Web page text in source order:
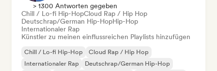
> 1300 Antworten gegeben
Chill / Lo-fi Hip-HopCloud Rap / Hip Hop
Deutschrap/German Hip-HopHip-Hop
Internationaler Rap
Künstler zu meinen einflussreichen Playlists hinzufügen
Chill / Lo-fi Hip-Hop
Cloud Rap / Hip Hop
Internationaler Rap
Deutschrap/German Hip-Hop